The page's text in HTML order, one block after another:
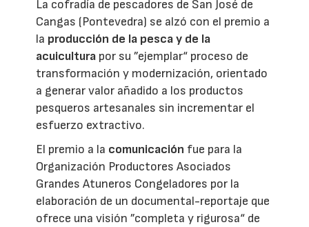
La cofradía de pescadores de San José de
Cangas (Pontevedra) se alzó con el premio a
la producción de la pesca y de la
acuicultura por su ”ejemplar“ proceso de
transformación y modernización, orientado
a generar valor añadido a los productos
pesqueros artesanales sin incrementar el
esfuerzo extractivo.
El premio a la comunicación fue para la
Organización Productores Asociados
Grandes Atuneros Congeladores por la
elaboración de un documental-reportaje que
ofrece una visión ”completa y rigurosa“ de